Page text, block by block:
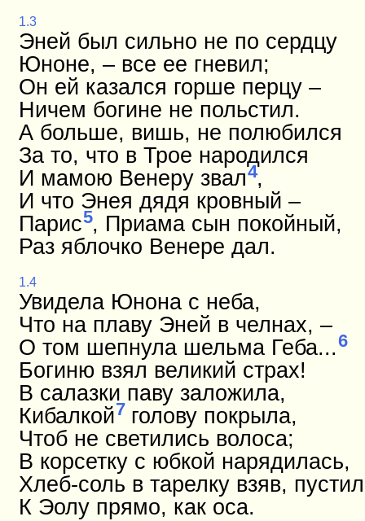
1.3
Эней был сильно не по сердцу
Юноне, – все ее гневил;
Он ей казался горше перцу –
Ничем богине не польстил.
А больше, вишь, не полюбился
За то, что в Трое народился
И мамою Венеру звал4,
И что Энея дядя кровный –
Парис5, Приама сын покойный,
Раз яблочко Венере дал.
1.4
Увидела Юнона с неба,
Что на плаву Эней в челнах, –
О том шепнула шельма Геба...6
Богиню взял великий страх!
В салазки паву заложила,
Кибалкой7 голову покрыла,
Чтоб не светились волоса;
В корсетку с юбкой нарядилась,
Хлеб-соль в тарелку взяв,
К Эолу прямо, как оса.